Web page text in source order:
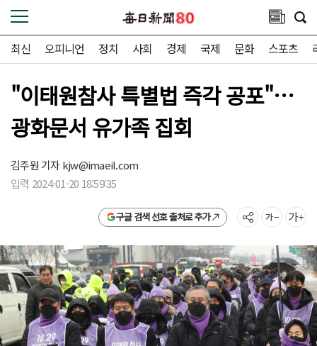
최신 오피니언 정치 사회 경제 국제 문화 스포츠
"이태원참사 특별법 즉각 공포"…
광화문서 유가족 집회
김주원 기자kjw@imaeil.com
입력 2024-01-20 18:59:35
구글 검색 선호 출처로 추가